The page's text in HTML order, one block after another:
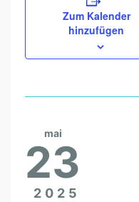
Zum Kalender
hinzufügen
mai
23
2025